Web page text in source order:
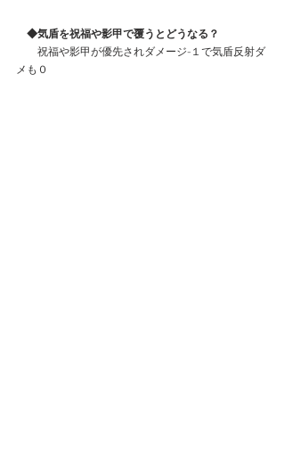
◆気盾を祝福や影甲で覆うとどうなる？
祝福や影甲が優先されダメージ-１で気盾反射ダ
メも０